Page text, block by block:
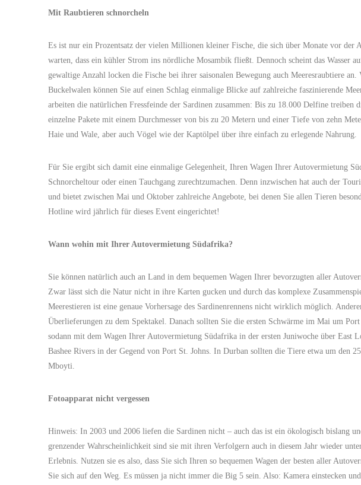
Mit Raubtieren schnorcheln
Es ist nur ein Prozentsatz der vielen Millionen kleiner Fische, die sich über Monate vor der
warten, dass ein kühler Strom ins nördliche Mosambik fließt. Dennoch scheint das Wasser
gewaltige Anzahl locken die Fische bei ihrer saisonalen Bewegung auch Meeresraubtiere
Buckelwalen können Sie auf einen Schlag einmalige Blicke auf zahlreiche faszinierende
arbeiten die natürlichen Fressfeinde der Sardinen zusammen: Bis zu 18.000 Delfine treiben
einzelne Pakete mit einem Durchmesser von bis zu 20 Metern und einer Tiefe von zehn
Haie und Wale, aber auch Vögel wie der Kaptölpel über ihre einfach zu erlegende Nahrung.
Für Sie ergibt sich damit eine einmalige Gelegenheit, Ihren Wagen Ihrer Autovermietung
Schnorcheltour oder einen Tauchgang zurechtzumachen. Denn inzwischen hat auch der
und bietet zwischen Mai und Oktober zahlreiche Angebote, bei denen Sie allen Tieren
Hotline wird jährlich für dieses Event eingerichtet!
Wann wohin mit Ihrer Autovermietung Südafrika?
Sie können natürlich auch an Land in dem bequemen Wagen Ihrer bevorzugten aller
Zwar lässt sich die Natur nicht in ihre Karten gucken und durch das komplexe
Meerestieren ist eine genaue Vorhersage des Sardinenrennens nicht wirklich möglich.
Überlieferungen zu dem Spektakel. Danach sollten Sie die ersten Schwärme im Mai um
sodann mit dem Wagen Ihrer Autovermietung Südafrika in der ersten Juniwoche über East
Bashee Rivers in der Gegend von Port St. Johns. In Durban sollten die Tiere etwa um den
Mboyti.
Fotoapparat nicht vergessen
Hinweis: In 2003 und 2006 liefen die Sardinen nicht – auch das ist ein ökologisch bislang
grenzender Wahrscheinlichkeit sind sie mit ihren Verfolgern auch in diesem Jahr wieder
Erlebnis. Nutzen sie es also, dass Sie sich Ihren so bequemen Wagen der besten aller
Sie sich auf den Weg. Es müssen ja nicht immer die Big 5 sein. Also: Kamera einstecken